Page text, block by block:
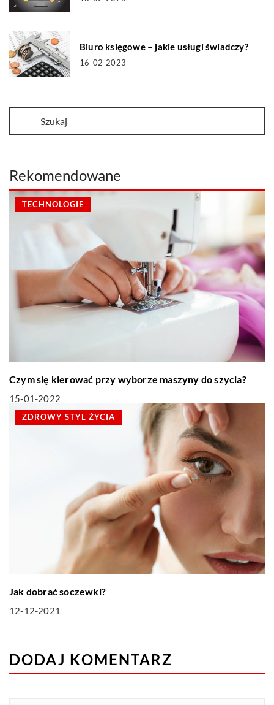
Biuro księgowe – jakie usługi świadczy?
16-02-2023
Rekomendowane
TECHNOLOGIE
Czym się kierować przy wyborze maszyny do szycia?
15-01-2022
ZDROWY STYL ŻYCIA
Jak dobrać soczewki?
12-12-2021
DODAJ KOMENTARZ